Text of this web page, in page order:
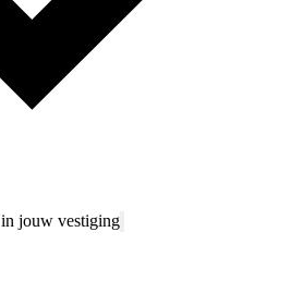
jouw vestiging